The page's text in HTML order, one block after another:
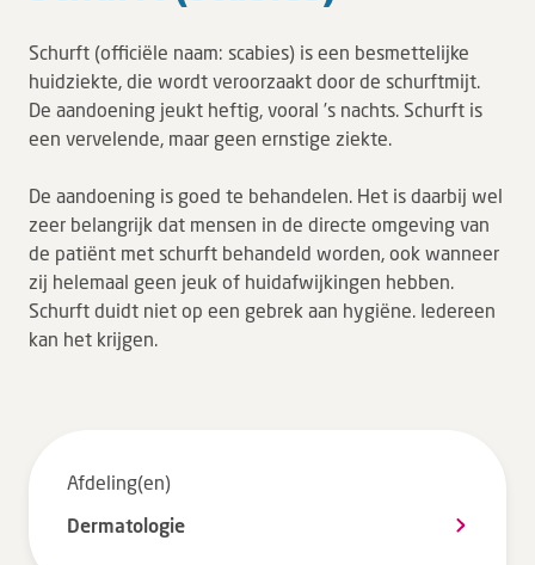
Uw ervaring telt
Uw gegevens
Wachttijden
Bezoek
Werken bij DZ
Leren
Verwijzers
MijnDZ
Schurft (officiële naam: scabies) is een besmettelijke
huidziekte, die wordt veroorzaakt door de schurftmijt.
De aandoening jeukt heftig, vooral ’s nachts. Schurft is
een vervelende, maar geen ernstige ziekte.
De aandoening is goed te behandelen. Het is daarbij wel
zeer belangrijk dat mensen in de directe omgeving van
de patiënt met schurft behandeld worden, ook wanneer
zij helemaal geen jeuk of huidafwijkingen hebben.
Schurft duidt niet op een gebrek aan hygiëne. Iedereen
kan het krijgen.
Afdeling(en)
Dermatologie